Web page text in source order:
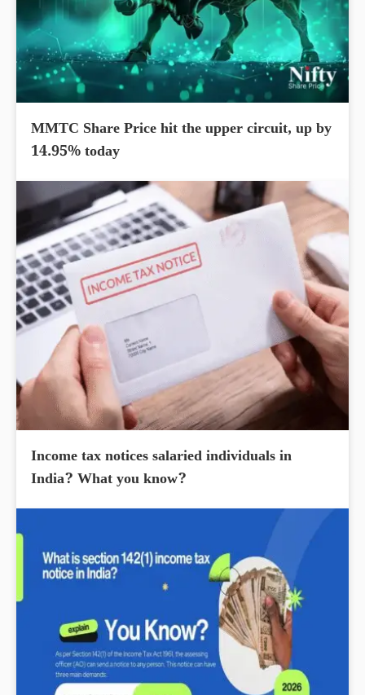
MMTC Share Price hit the upper circuit, up by
14.95% today
Income tax notices salaried individuals in
India? What you know?